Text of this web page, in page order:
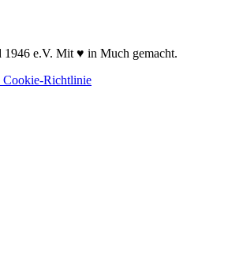
e.V. Mit ♥ in Much gemacht.
Cookie-Richtlinie